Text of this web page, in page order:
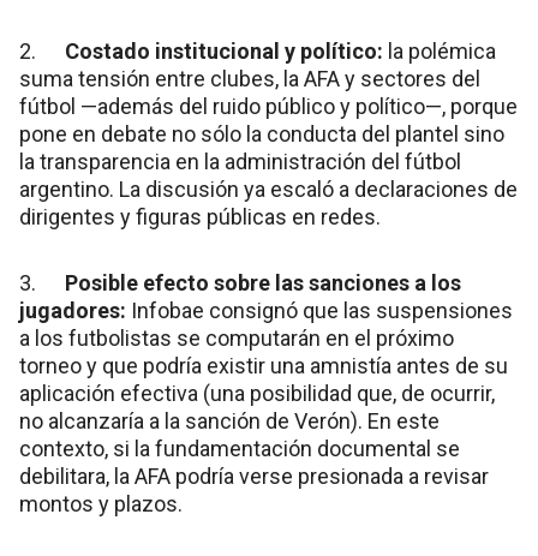
2. Costado institucional y político: la polémica
suma tensión entre clubes, la AFA y sectores del
fútbol —además del ruido público y político—, porque
pone en debate no sólo la conducta del plantel sino
la transparencia en la administración del fútbol
argentino. La discusión ya escaló a declaraciones de
dirigentes y figuras públicas en redes.
3. Posible efecto sobre las sanciones a los
jugadores: Infobae consignó que las suspensiones
a los futbolistas se computarán en el próximo
torneo y que podría existir una amnistía antes de su
aplicación efectiva (una posibilidad que, de ocurrir,
no alcanzaría a la sanción de Verón). En este
contexto, si la fundamentación documental se
debilitara, la AFA podría verse presionada a revisar
montos y plazos.